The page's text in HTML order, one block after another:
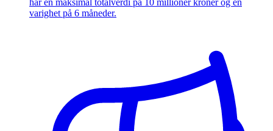
varighet på 6 måneder.